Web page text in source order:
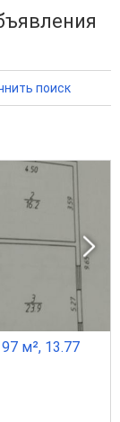
поиск
м², 13.77